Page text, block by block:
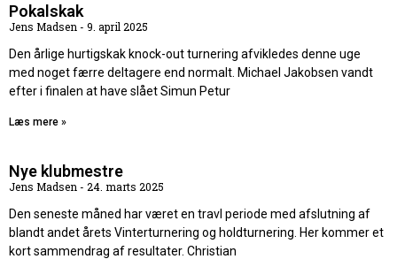
Pokalskak
Jens Madsen
9. april 2025
Den årlige hurtigskak knock-out turnering afvikledes denne uge
med noget færre deltagere end normalt. Michael Jakobsen vandt
efter i finalen at have slået Simun Petur
Læs mere »
Nye klubmestre
Jens Madsen
24. marts 2025
Den seneste måned har været en travl periode med afslutning af
blandt andet årets Vinterturnering og holdturnering. Her kommer et
kort sammendrag af resultater. Christian